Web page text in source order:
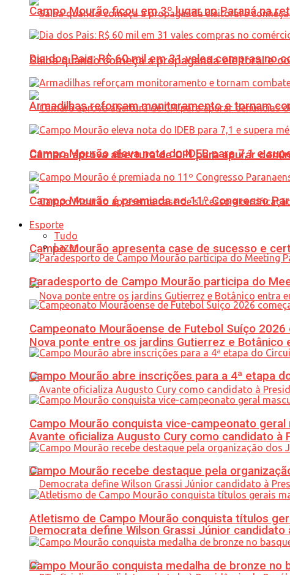
Saiba quando começa a propaganda eleitoral e
Câmara aprova abertura de CPI para apurar
Campo Mourão apresenta case de sucesso e
Nova ponte entre os jardins Gutierrez e
Avante oficializa Augusto Cury como candidato à
Democrata define Wilson Grassi Júnior candidato
Campo Mourão ficou em 3º lugar no Paraná na
Dia dos Pais: R$ 60 mil em 31 vales compras no
Armadilhas reforçam monitoramento e tornam
Campo Mourão eleva nota do IDEB para 7,1 e
Campo Mourão é premiada no 11º Congresso
Esporte
Tudo
Lazer
Paradesporto de Campo Mourão participa do
Campeonato Mourãoense de Futebol Suíço
Campo Mourão abre inscrições para a 4ª etapa
Campo Mourão conquista vice-campeonato
Campo Mourão recebe destaque pela
Atletismo de Campo Mourão conquista títulos
Campo Mourão conquista medalha de bronze